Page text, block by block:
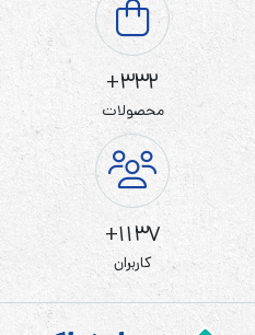
332+
محصولات
1137+
کاربران